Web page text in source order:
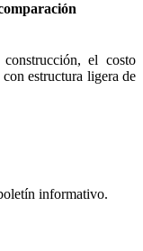
el costo
estructura ligera de
informativo.